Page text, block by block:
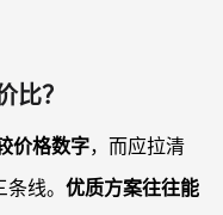
比？
价格数字，而应拉清
线。 优质方案往往能